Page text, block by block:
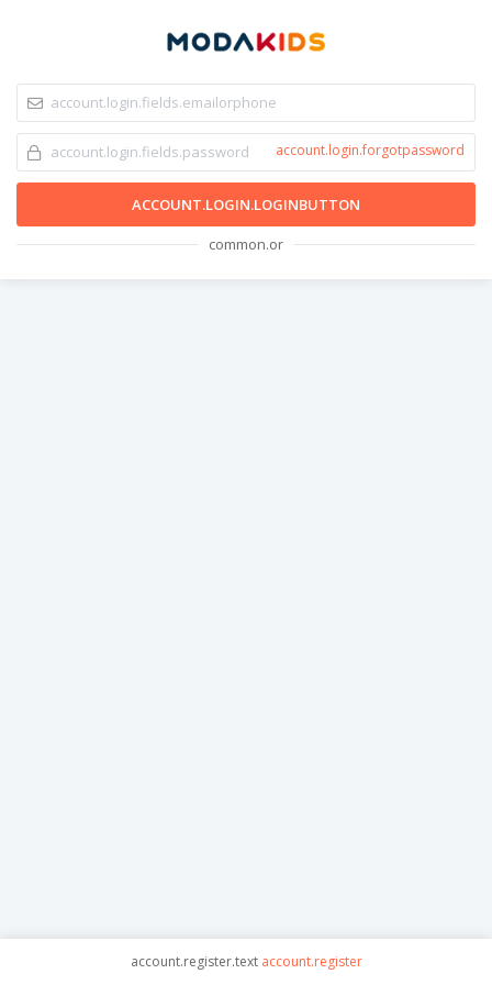
account.login.forgotpassword
ACCOUNT.LOGIN.LOGINBUTTON
common.or
account.register.text account.register